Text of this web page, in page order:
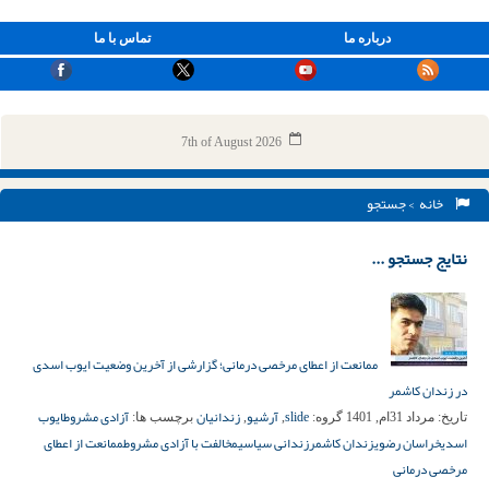
تماس با ما درباره ما
7th of August 2026
خانه > جستجو
نتایج جستجو ...
ممانعت از اعطای مرخصی درمانی؛ گزارشی از آخرین وضعیت ایوب اسدی
در زندان کاشمر
تاریخ: مرداد 31ام, 1401 گروه: slide
, آرشیو, زندانیان برچسب ها: آزادی مشروطایوب
اسدیخراسان رضویزندان کاشمرزندانی سیاسیمخالفت با آزادی مشروطممانعت از اعطای
مرخصی درمانی